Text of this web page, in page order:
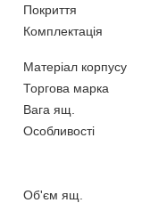
Покриття
Комплектація
Матеріал корпусу
Торгова марка
Вага ящ.
Особливості
Об'єм ящ.